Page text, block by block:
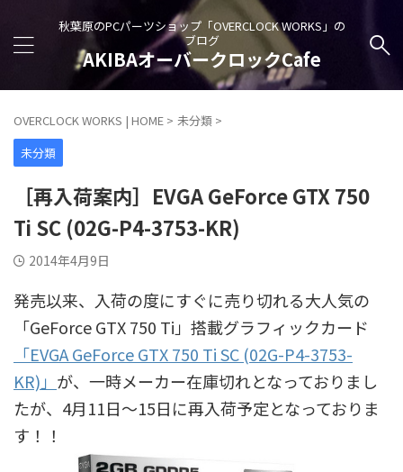
秋葉原のPCパーツショップ「OVERCLOCK WORKS」の
ブログ
AKIBAオーバークロックCafe
OVERCLOCK WORKS | HOME > 未分類 >
未分類
［再入荷案内］EVGA GeForce GTX 750
Ti SC (02G-P4-3753-KR)
2014年4月9日
発売以来、入荷の度にすぐに売り切れる大人気の
「GeForce GTX 750 Ti」搭載グラフィックカード
「EVGA GeForce GTX 750 Ti SC (02G-P4-3753-
KR)」 が、一時メーカー在庫切れとなっておりまし
たが、4月11日～15日に再入荷予定となっておりま
す！！